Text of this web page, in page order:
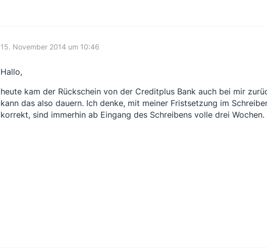
15. November 2014 um 10:46
Hallo,
heute kam der Rückschein von der Creditplus Bank auch bei mir
kann das also dauern. Ich denke, mit meiner Fristsetzung im
korrekt, sind immerhin ab Eingang des Schreibens volle drei Wochen.